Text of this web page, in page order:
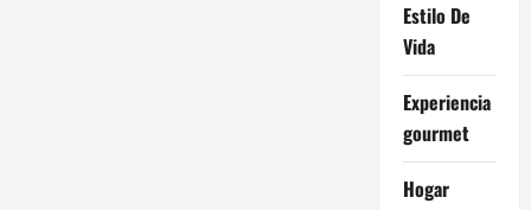
Estilo De
Vida
Experiencia
gourmet
Hogar